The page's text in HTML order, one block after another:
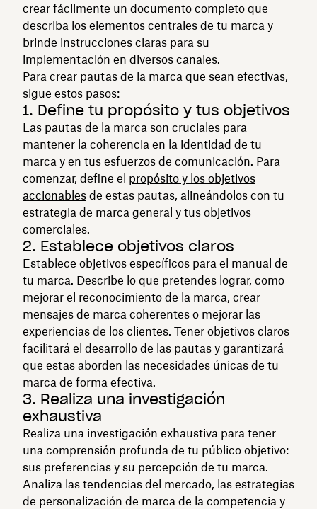
crear fácilmente un documento completo que
describa los elementos centrales de tu marca y
brinde instrucciones claras para su
implementación en diversos canales.
Para crear pautas de la marca que sean efectivas,
sigue estos pasos:
1. Define tu propósito y tus objetivos
Las pautas de la marca son cruciales para
mantener la coherencia en la identidad de tu
marca y en tus esfuerzos de comunicación. Para
comenzar, define el propósito y los objetivos
accionables de estas pautas, alineándolos con tu
estrategia de marca general y tus objetivos
comerciales.
2. Establece objetivos claros
Establece objetivos específicos para el manual de
tu marca. Describe lo que pretendes lograr, como
mejorar el reconocimiento de la marca, crear
mensajes de marca coherentes o mejorar las
experiencias de los clientes. Tener objetivos claros
facilitará el desarrollo de las pautas y garantizará
que estas aborden las necesidades únicas de tu
marca de forma efectiva.
3. Realiza una investigación
exhaustiva
Realiza una investigación exhaustiva para tener
una comprensión profunda de tu público objetivo:
sus preferencias y su percepción de tu marca.
Analiza las tendencias del mercado, las estrategias
de personalización de marca de la competencia y